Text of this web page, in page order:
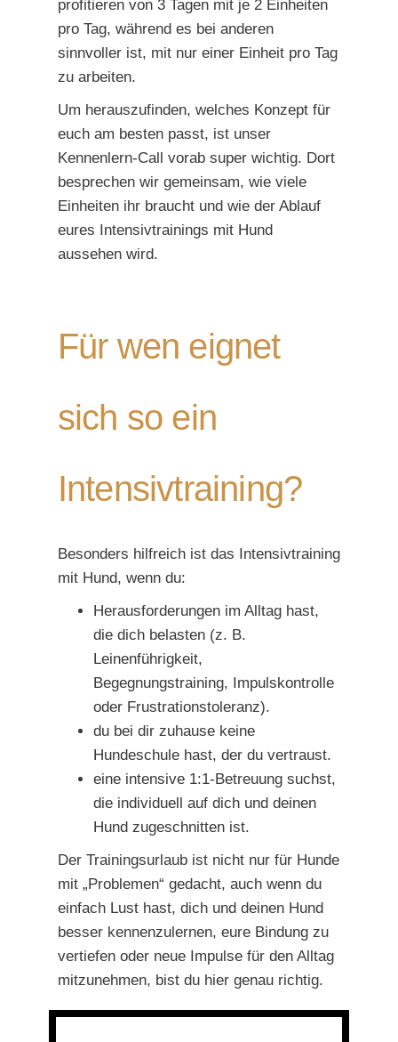
profitieren von 3 Tagen mit je 2 Einheiten
pro Tag, während es bei anderen
sinnvoller ist, mit nur einer Einheit pro Tag
zu arbeiten.
Um herauszufinden, welches Konzept für
euch am besten passt, ist unser
Kennenlern-Call vorab super wichtig. Dort
besprechen wir gemeinsam, wie viele
Einheiten ihr braucht und wie der Ablauf
eures Intensivtrainings mit Hund
aussehen wird.
Für wen eignet
sich so ein
Intensivtraining?
Besonders hilfreich ist das Intensivtraining
mit Hund, wenn du:
Herausforderungen im Alltag hast,
die dich belasten (z. B.
Leinenführigkeit,
Begegnungstraining, Impulskontrolle
oder Frustrationstoleranz).
du bei dir zuhause keine
Hundeschule hast, der du vertraust.
eine intensive 1:1-Betreuung suchst,
die individuell auf dich und deinen
Hund zugeschnitten ist.
Der Trainingsurlaub ist nicht nur für Hunde
mit „Problemen“ gedacht, auch wenn du
einfach Lust hast, dich und deinen Hund
besser kennenzulernen, eure Bindung zu
vertiefen oder neue Impulse für den Alltag
mitzunehmen, bist du hier genau richtig.